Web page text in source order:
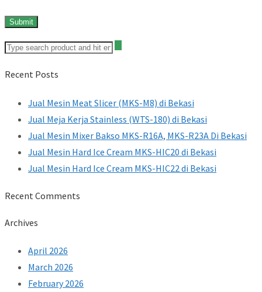
Recent Posts
Jual Mesin Meat Slicer (MKS-M8) di Bekasi
Jual Meja Kerja Stainless (WTS-180) di Bekasi
Jual Mesin Mixer Bakso MKS-R16A, MKS-R23A Di Bekasi
Jual Mesin Hard Ice Cream MKS-HIC20 di Bekasi
Jual Mesin Hard Ice Cream MKS-HIC22 di Bekasi
Recent Comments
Archives
April 2026
March 2026
February 2026